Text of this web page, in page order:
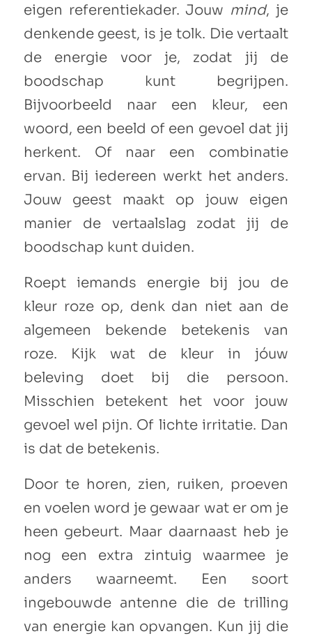
eigen referentiekader. Jouw mind, je
denkende geest, is je tolk. Die vertaalt
de energie voor je, zodat jij de
boodschap kunt begrijpen.
Bijvoorbeeld naar een kleur, een
woord, een beeld of een gevoel dat jij
herkent. Of naar een combinatie
ervan. Bij iedereen werkt het anders.
Jouw geest maakt op jouw eigen
manier de vertaalslag zodat jij de
boodschap kunt duiden.
Roept iemands energie bij jou de
kleur roze op, denk dan niet aan de
algemeen bekende betekenis van
roze. Kijk wat de kleur in jóuw
beleving doet bij die persoon.
Misschien betekent het voor jouw
gevoel wel pijn. Of lichte irritatie. Dan
is dat de betekenis.
Door te horen, zien, ruiken, proeven
en voelen word je gewaar wat er om je
heen gebeurt. Maar daarnaast heb je
nog een extra zintuig waarmee je
anders waarneemt. Een soort
ingebouwde antenne die de trilling
van energie kan opvangen. Kun jij die